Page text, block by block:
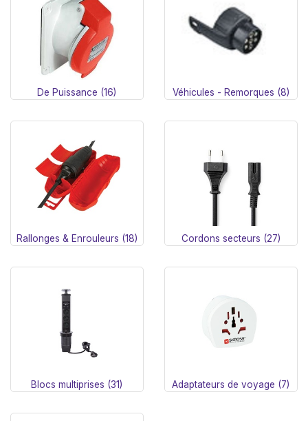
De Puissance (16) Véhicules - Remorques (8)
Rallonges & Enrouleurs (18) Cordons secteurs (27)
Blocs multiprises (31) Adaptateurs de voyage (7)